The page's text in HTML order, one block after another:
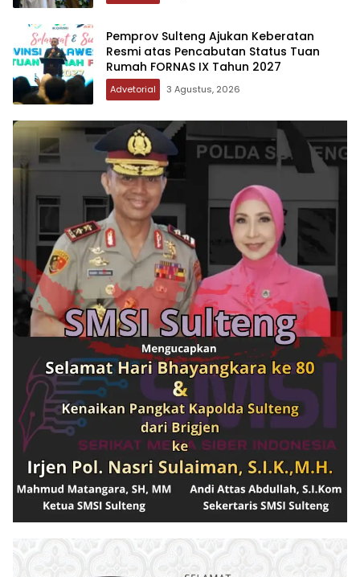
Pemprov Sulteng Ajukan Keberatan
Resmi atas Pencabutan Status Tuan
Rumah FORNAS IX Tahun 2027
Advetorial 3 Agustus, 2026